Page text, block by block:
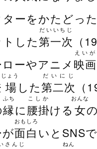
ーをかたどっ
トした第一次
だいいちじ
（
ローやアニメ 映画
えいが
場
ょう
した第二次
だいにじ
（
縁
ふち
に 腰掛
こしか
ける 女
おんな
の
面白
おもしろ
いとSNSで
さんじ ねん